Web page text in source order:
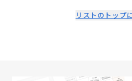
リストのトップ